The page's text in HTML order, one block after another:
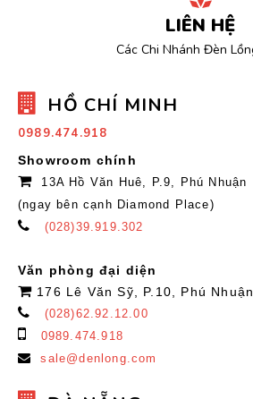
LIÊN HỆ
Các Chi Nhánh Đèn
HỒ CHÍ MINH
0989.474.918
Showroom chính
13A Hồ Văn Huê, P.9, Phú Nhuận
(ngay bên cạnh Diamond Place)
(028)39.919.302
Văn phòng đại diện
176 Lê Văn Sỹ, P.10, Phú Nhuận
(028)62.92.12.00
0989.474.918
sale@denlong.com